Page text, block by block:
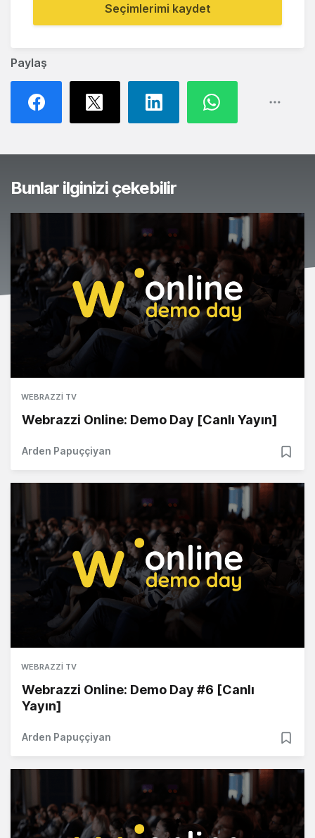
Paylaş
Seçimlerimi kaydet
Bunlar ilginizi çekebilir
WEBRAZZI TV
Webrazzi Online: Demo Day [Canlı Yayın]
Arden Papuççiyan
WEBRAZZI TV
Webrazzi Online: Demo Day #6 [Canlı
Yayın]
Arden Papuççiyan